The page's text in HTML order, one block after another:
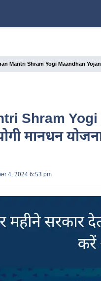
Mantri Shram Yogi Maandhan Yojana
Shram Yogi
मानधन
4, 2024 6:53 pm